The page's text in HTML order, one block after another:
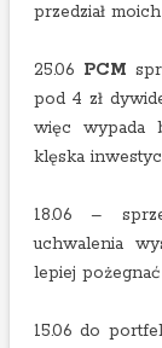
przedział
25.06 PCM
pod 4 zł
więc wypada
klęska
18.06 –
uchwalenia
lepiej
15.06 do